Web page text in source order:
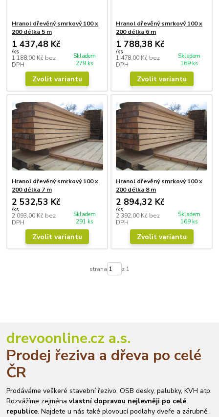
Hranol dřevěný smrkový 100 x
200 délka 5 m
1 437,48 Kč
/ks
1 188,00 Kč bez
DPH
Skladem
279 ks
Zvolit variantu
Hranol dřevěný smrkový 100 x
200 délka 6 m
1 788,38 Kč
/ks
1 478,00 Kč bez
DPH
Skladem
169 ks
Zvolit variantu
Hranol dřevěný smrkový 100 x
200 délka 7 m
2 532,53 Kč
/ks
2 093,00 Kč bez
DPH
Skladem
291 ks
Zvolit variantu
Hranol dřevěný smrkový 100 x
200 délka 8 m
2 894,32 Kč
/ks
2 392,00 Kč bez
DPH
Skladem
169 ks
Zvolit variantu
strana z 1
drevoonline.cz a.s.
Prodej řeziva a dřeva po celé
ČR
Prodáváme veškeré stavební řezivo, OSB desky, palubky, KVH atp.
Rozvážíme zejménavlastní dopravou nejlevněji po celé
republice. Najdete u nás také plovoucí podlahy dveře a zárubně.